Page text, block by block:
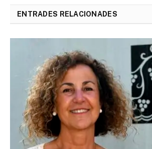
ENTRADES RELACIONADES